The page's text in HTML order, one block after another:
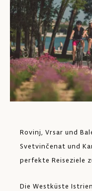
Rovinj, Vrsar und
Svetvinčenat und
perfekte Reiseziele
Die Westküste